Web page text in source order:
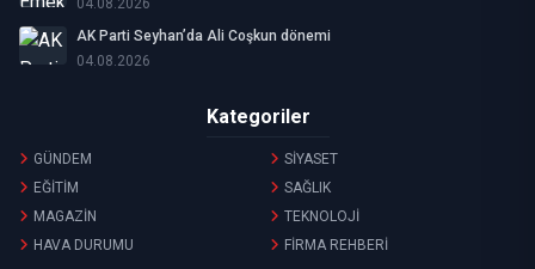
04.08.2026
AK Parti Seyhan’da Ali Coşkun dönemi
04.08.2026
Kategoriler
GÜNDEM
SİYASET
EĞİTİM
SAĞLIK
MAGAZİN
TEKNOLOJİ
HAVA DURUMU
FİRMA REHBERİ